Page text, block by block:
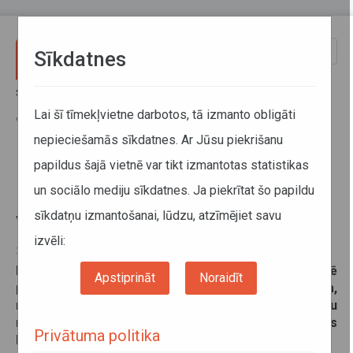
Sākums
viens rīta reiss tiks uzsākts agrāk
No 1. jūnija reģionālo autobusu
maršrutā Dagda–Rēzekne–Dagda
viens rīta reiss tiks uzsākts agrāk
22. maijs 2026
Lai nodrošinātu iedzīvotājiem ērtāku iespēju Rēzeknē
pārsēsties uz dažādiem reģionālo autobusu reisiem,
no šī gada 1. jūnija mainīts viena reģionālo autobusu
maršruta Dagda–Rēzekne–Dagda reisa uzsākšanas
laiks.
Sīkdatnes
Lai šī tīmekļvietne darbotos, tā izmanto obligāti
nepieciešamās sīkdatnes. Ar Jūsu piekrišanu
papildus šajā vietnē var tikt izmantotas statistikas
un sociālo mediju sīkdatnes. Ja piekrītat šo papildu
sīkdatņu izmantošanai, lūdzu, atzīmējiet savu
izvēli:
Apstiprināt Noraidīt
Privātuma politika